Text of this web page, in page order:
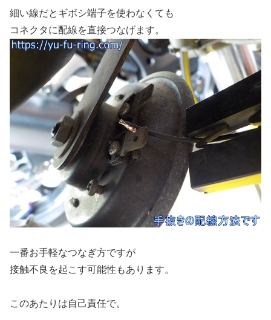
細い線だとギボシ端子を使わなくても
コネクタに配線を直接つなげます。
一番お手軽なつなぎ方ですが
接触不良を起こす可能性もあります。
このあたりは自己責任で。